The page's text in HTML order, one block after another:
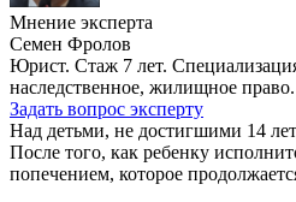
Мнение эксперта
Семен Фролов
Юрист. Стаж 7 лет.
наследственное, жилищное право.
Задать вопрос эксперту
Над детьми, не достигшими 14
После того, как ребенку
попечением, которое